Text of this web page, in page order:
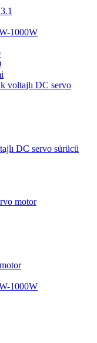
1000W
voltajlı DC servo
DC servo sürücü
motor
1000W